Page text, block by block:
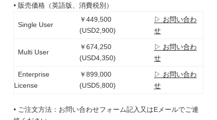
• 販売価格（英語版、消費税別）
Single User
￥449,500
(USD2,900)
▷ お問い合わ
せ
Multi User
￥674,250
(USD4,350)
▷ お問い合わ
せ
Enterprise
License
￥899,000
(USD5,800)
▷ お問い合わ
せ
• ご注文方法：お問い合わせフォーム記入又はEメールでご連